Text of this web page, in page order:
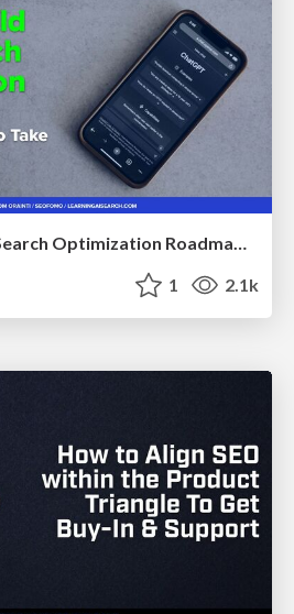
How to Build an AI Search Optimization Roadmap - Criteria and Steps to Take #SEOIRL
1 2.1k